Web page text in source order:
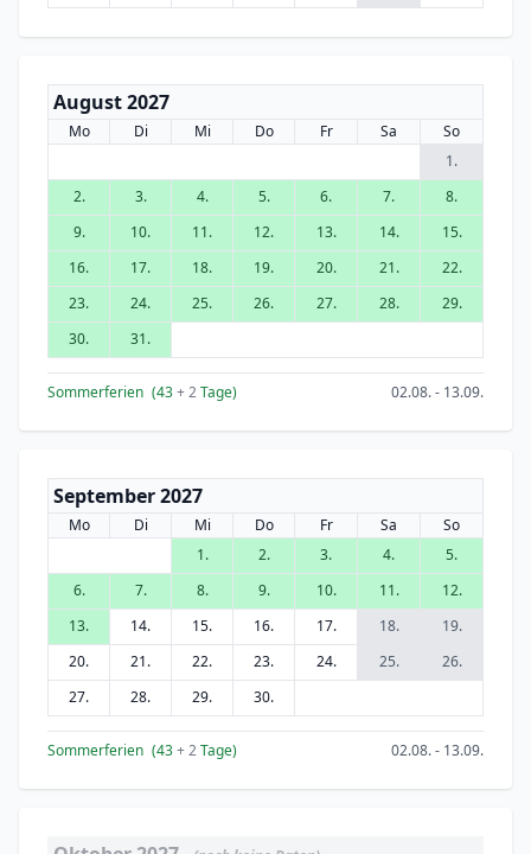
August 2027
Mo Di Mi Do Fr Sa
So
1.
2.
3. 4. 5. 6. 7.
8.
9.
10. 11. 12. 13. 14.
15.
16.
17. 18. 19. 20. 21.
22.
23.
24. 25. 26. 27. 28.
29.
30.
31.
Sommerferien (43+ 2Tage) 02.08. - 13.09.
September 2027
Mo Di Mi Do Fr Sa
So
1.
2. 3. 4.
5.
6.
7. 8. 9. 10. 11.
12.
13.
14. 15. 16. 17. 18.
19.
20.
21. 22. 23. 24. 25.
26.
27.
28. 29. 30.
Sommerferien (43+ 2Tage) 02.08. - 13.09.